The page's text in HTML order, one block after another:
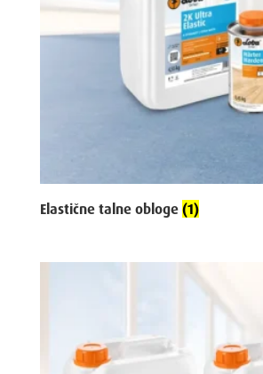
Elastične talne obloge (1)